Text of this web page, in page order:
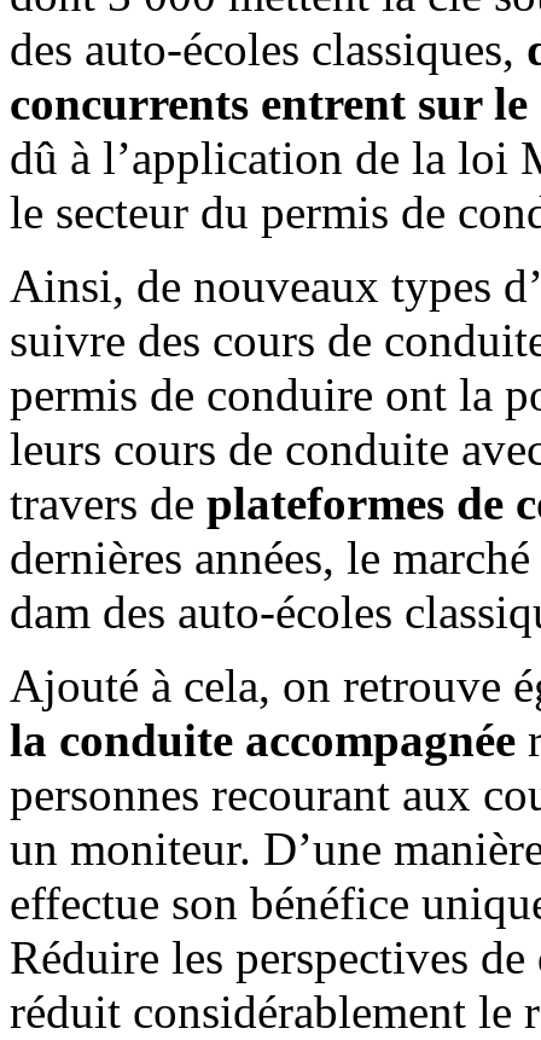
des auto-écoles classiques,
concurrents entrent sur le
dû à l’application de la loi
le secteur du permis de
Ainsi, de nouveaux types
suivre des cours de
permis de conduire ont la
leurs cours de conduite
travers de plateformes de
dernières années, le
dam des auto-écoles
Ajouté à cela, on retrouve
la conduite accompagnée
personnes recourant aux
un moniteur. D’une
effectue son bénéfice
Réduire les perspectives
réduit considérablement le